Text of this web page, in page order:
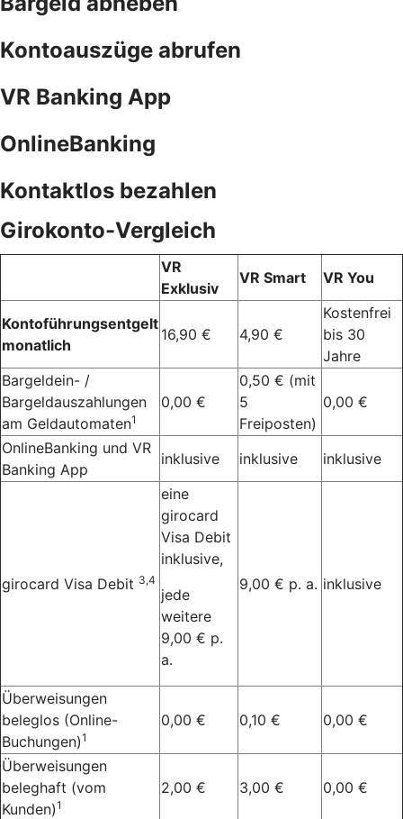
Kontoauszüge abrufen
VR Banking App
OnlineBanking
Kontaktlos bezahlen
Girokonto-Vergleich
VR
Exklusiv
VR Smart VR You
Kontoführungsentgelt
monatlich
16,90 € 4,90 €
Kostenfrei
bis 30
Jahre
Bargeldein- /
Bargeldauszahlungen
am Geldautomaten1
0,00 €
0,50 € (mit
5
Freiposten)
0,00 €
OnlineBanking und VR
Banking App
inklusive inklusive inklusive
girocard Visa Debit 3,4
eine
girocard
Visa Debit
inklusive,
jede
weitere
9,00 € p.
a.
9,00 € p. a. inklusive
Überweisungen
beleglos (Online-
Buchungen)1
0,00 € 0,10 € 0,00 €
Überweisungen
beleghaft (vom
Kunden)1
2,00 € 3,00 € 0,00 €